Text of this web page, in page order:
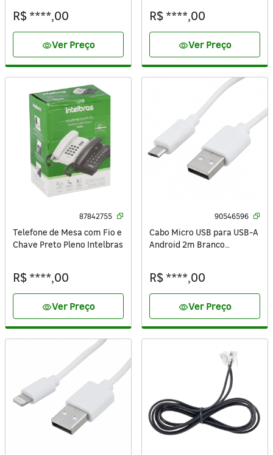
R$ ****,00
visibilityVer Preço
R$ ****,00
visibilityVer Preço
87842755
Telefone de Mesa com Fio e
Chave Preto Pleno Intelbras
R$ ****,00
visibilityVer Preço
90546596
Cabo Micro USB para USB-A
Android 2m Branco
R$ ****,00
visibilityVer Preço